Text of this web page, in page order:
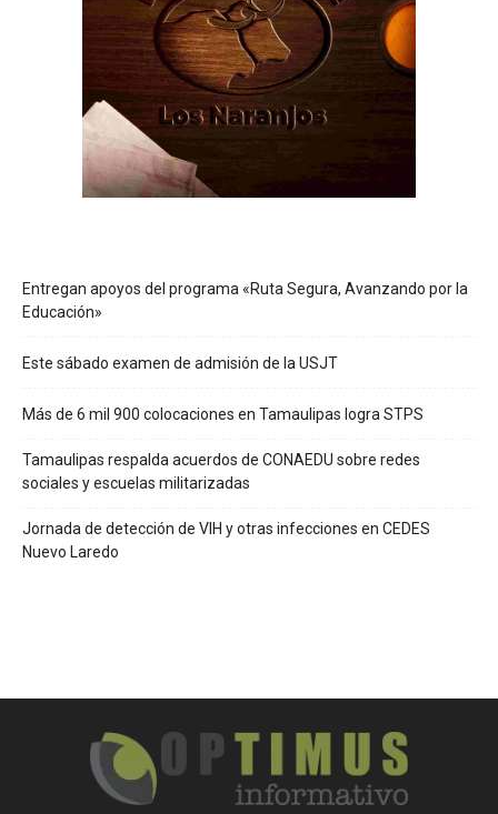
Entregan apoyos del programa «Ruta Segura, Avanzando por la
Educación»
Este sábado examen de admisión de la USJT
Más de 6 mil 900 colocaciones en Tamaulipas logra STPS
Tamaulipas respalda acuerdos de CONAEDU sobre redes
sociales y escuelas militarizadas
Jornada de detección de VIH y otras infecciones en CEDES
Nuevo Laredo